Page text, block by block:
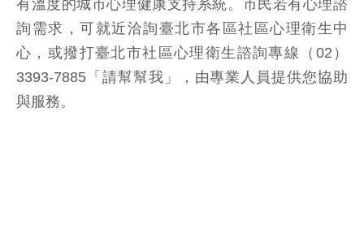
有溫度的城市心理健康支持系統。市民若有心理諮
詢需求，可就近洽詢臺北市各區社區心理衛生中
心，或撥打臺北市社區心理衛生諮詢專線（02）
3393-7885「請幫幫我」，由專業人員提供您協助
與服務。